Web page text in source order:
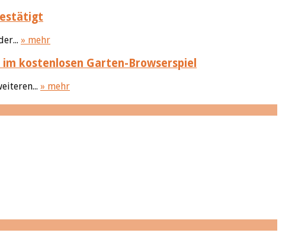
» mehr
kostenlosen Garten-Browserspiel
» mehr